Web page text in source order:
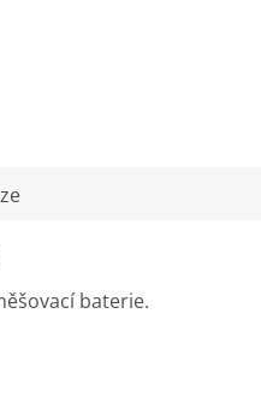
baterie.